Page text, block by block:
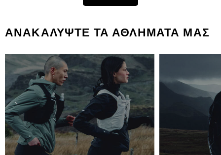
ΑΝΑΚΑΛΥΨΤΕ ΤΑ ΑΘΛΗΜΑΤΑ ΜΑΣ